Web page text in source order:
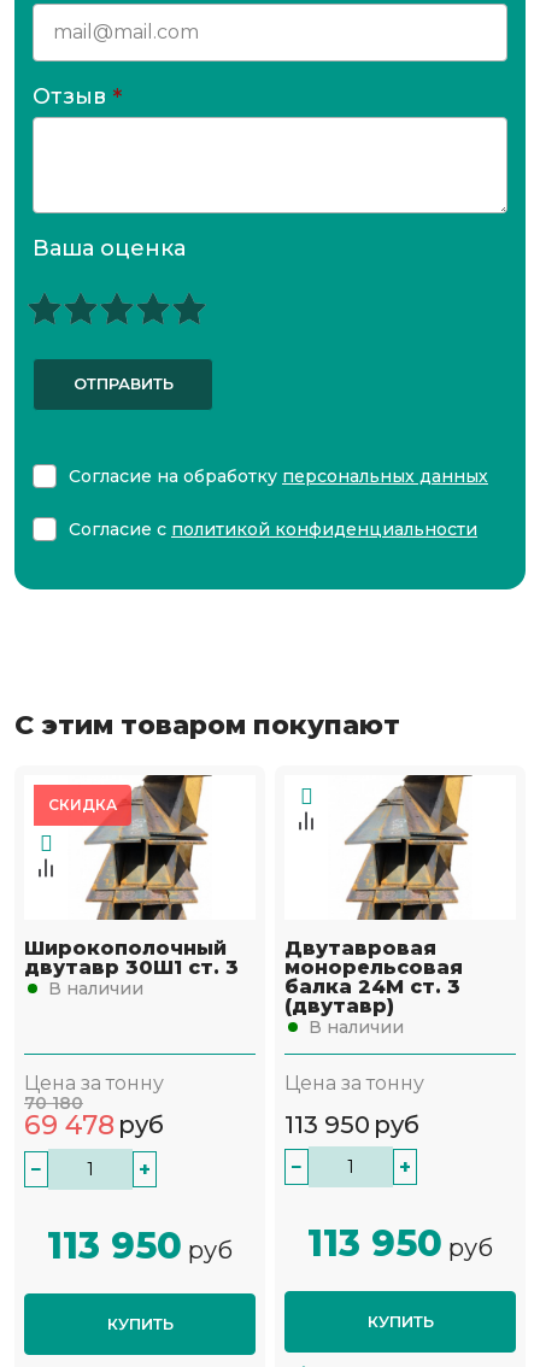
Отзыв *
Ваша оценка
ОТПРАВИТЬ
Согласие на обработку персональных данных
Согласие с политикой конфиденциальности
С этим товаром покупают
СКИДКА
Широкополочный
двутавр 30Ш1 ст. 3
В наличии
Цена за тонну
70 180
69 478 руб
− +
113 950 руб
КУПИТЬ
Двутавровая
монорельсовая
балка 24М ст. 3
(двутавр)
В наличии
Цена за тонну
113 950 руб
− +
113 950 руб
КУПИТЬ